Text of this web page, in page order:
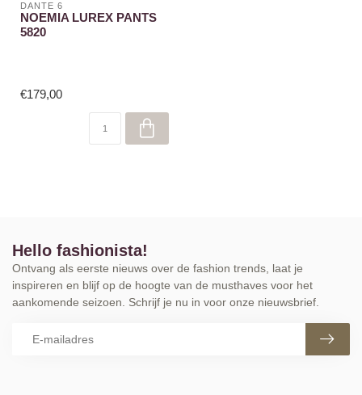
DANTE 6
NOEMIA LUREX PANTS
5820
€179,00
Hello fashionista!
Ontvang als eerste nieuws over de fashion trends, laat je
inspireren en blijf op de hoogte van de musthaves voor het
aankomende seizoen. Schrijf je nu in voor onze nieuwsbrief.